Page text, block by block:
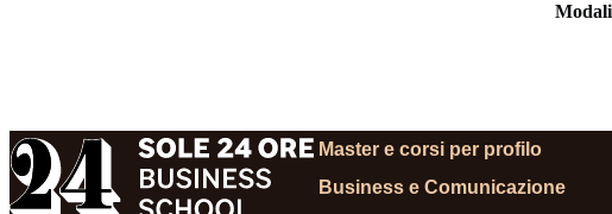
Master e corsi per profilo
Business e Comunicazione